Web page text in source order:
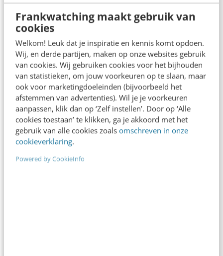
Frankwatching maakt gebruik van
cookies
Welkom! Leuk dat je inspiratie en kennis komt opdoen.
Wij, en derde partijen, maken op onze websites gebruik
van cookies. Wij gebruiken cookies voor het bijhouden
van statistieken, om jouw voorkeuren op te slaan, maar
ook voor marketingdoeleinden (bijvoorbeeld het
afstemmen van advertenties). Wil je je voorkeuren
aanpassen, klik dan op ‘Zelf instellen’. Door op ‘Alle
cookies toestaan’ te klikken, ga je akkoord met het
gebruik van alle cookies zoals omschreven in onze
cookieverklaring.
Powered by CookieInfo
Van werving naar UX: zo win je de
slimme app
3 min·6 dagen geleden
Alle channel berichten
Plaats zelf je bericht op ons
Business channel